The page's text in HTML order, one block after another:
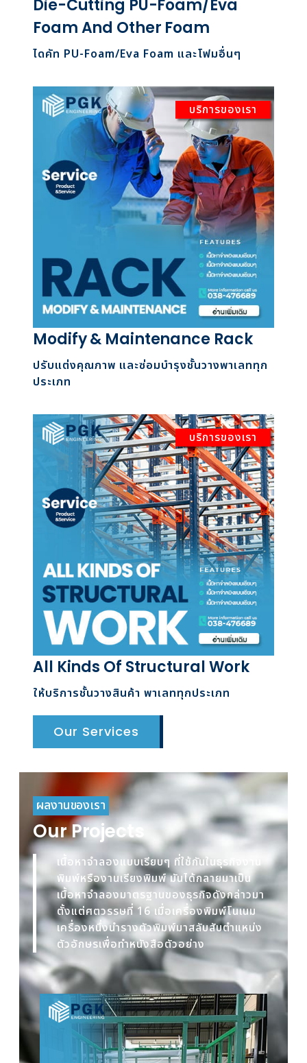
Die-Cutting PU-Foam/Eva
Foam And Other Foam
ไดคัท PU-Foam/Eva Foam และโฟมอื่นๆ
บริการของเรา
Modify & Maintenance Rack
ปรับแต่งคุณภาพ และซ่อมบำรุงชั้นวางพาเลททุก
ประเภท
บริการของเรา
All Kinds Of Structural Work
ให้บริการชั้นวางสินค้า พาเลททุกประเภท
Our Services
ผลงานของเรา
Our Projects
เนื้อหาจำลองแบบเรียบๆ ที่ใช้กันในธุรกิจงาน
พิมพ์หรืองานเรียงพิมพ์ มันได้กลายมาเป็น
เนื้อหาจำลองมาตรฐานของธุรกิจดังกล่าวมา
ตั้งแต่ศตวรรษที่ 16 เมื่อเครื่องพิมพ์โนเนม
เครื่องหนึ่งนำรางตัวพิมพ์มาสลับสับตำแหน่ง
ตัวอักษรเพื่อทำหนังสือตัวอย่าง